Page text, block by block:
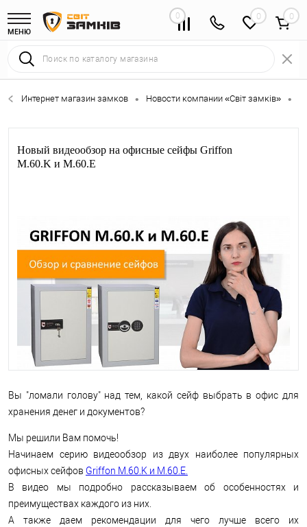
МЕНЮ
0 0
Интернет магазин замков • Новости компании «Світ замків» •
Новый видеообзор на офисные сейфы Griffon
M.60.K и M.60.E
Вы "ломали голову" над тем, какой сейф выбрать в офис для
хранения денег и документов?
Мы решили Вам помочь!
Начинаем серию видеообзор из двух наиболее популярных
офисных сейфов Griffon M.60.K и M.60.E.
В видео мы подробно рассказываем об особенностях и
преимуществах каждого из них.
А также даем рекомендации для чего лучше всего их